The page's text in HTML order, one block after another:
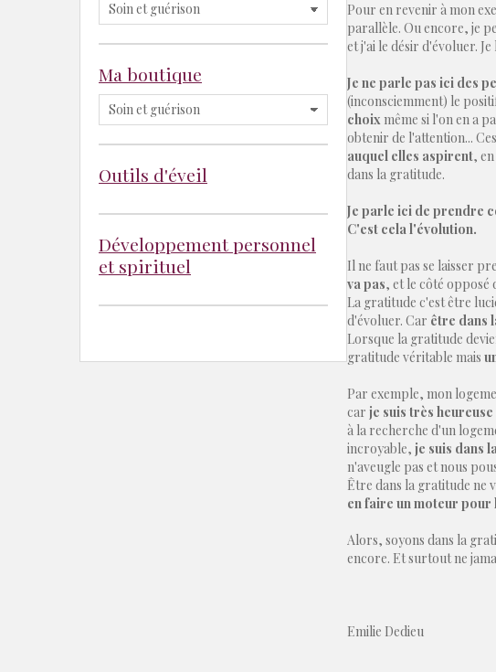
Pour en revenir à mon
parallèle. Ou encore, je
et j'ai le désir d'évoluer.
Je ne parle pas ici des
(inconsciemment) le
choixmême si l'on en a
obtenir de l'attention...
auquel elles aspirent,
dans la gratitude.
Je parle ici de prendre
C'est cela l'évolution.
Il ne faut pas se laisser
va pas, et le côté opposé
La gratitude c'est être
d'évoluer. Car être dans
Lorsque la gratitude
gratitude véritable mais
Par exemple, mon
car je suis très
à la recherche d'un
incroyable, je suis dans
n'aveugle pas et nous
Être dans la gratitude ne
en faire un moteur pour
Alors, soyons dans la
encore. Et surtout ne
Emilie Dedieu
Ma boutique
Outils d'éveil
Développement personnel
et spirituel